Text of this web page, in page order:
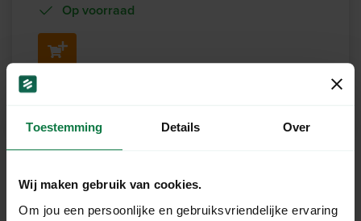
Toestemming Details Over
Wij maken gebruik van cookies.
Om jou een persoonlijke en gebruiksvriendelijke ervaring
Op voorraad
Free shipping
from € 125,- excl. VAT
Productomschrijving